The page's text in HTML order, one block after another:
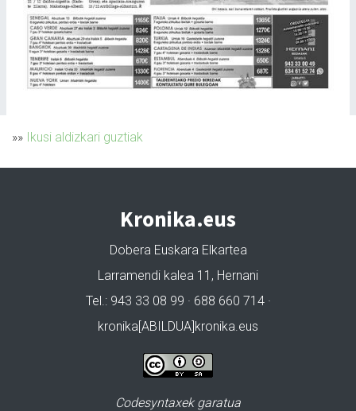
»» Ikusi aldizkari guztiak
Kronika.eus
Dobera Euskara Elkartea
Larramendi kalea 11, Hernani
Tel.: 943 33 08 99 · 688 660 714 ·
kronika[ABILDUA]kronika.eus
Codesyntaxek garatua